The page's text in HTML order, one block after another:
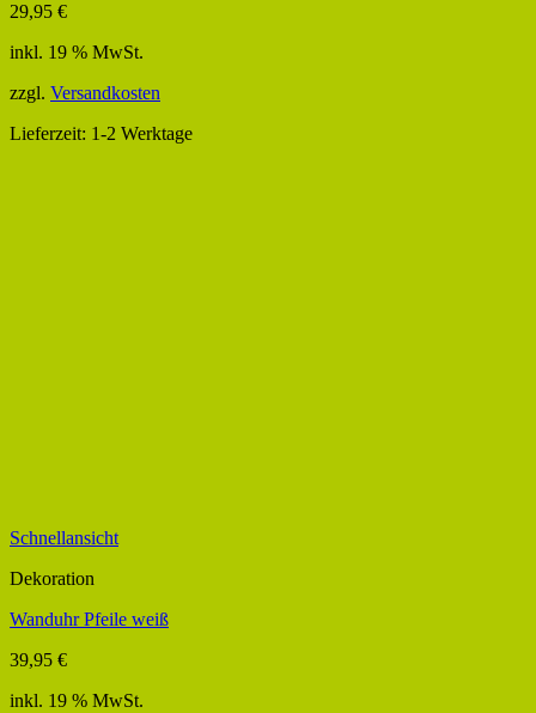
29,95 €
inkl. 19 % MwSt.
zzgl. Versandkosten
Lieferzeit: 1-2 Werktage
Schnellansicht
Dekoration
Wanduhr Pfeile weiß
39,95 €
inkl. 19 % MwSt.